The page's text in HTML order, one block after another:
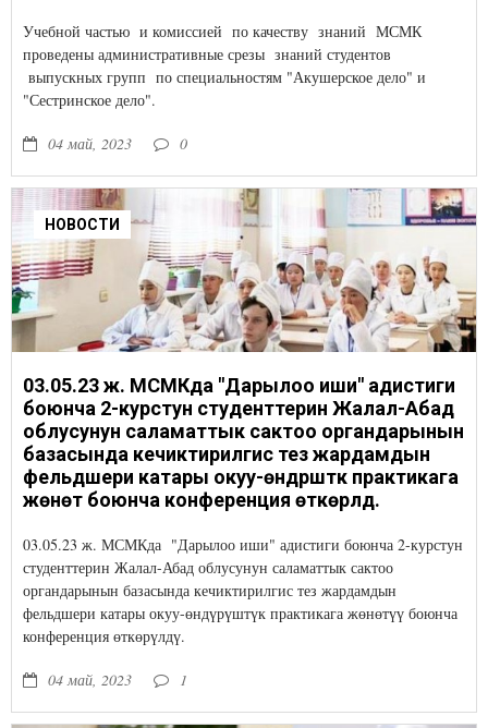
Учебной частью и комиссией по качеству знаний МСМК
проведены административные срезы знаний студентов
выпускных групп по специальностям "Акушерское дело" и
"Сестринское дело".
04 май, 2023 0
НОВОСТИ
03.05.23 ж. МСМКда "Дарылоо иши" адистиги
боюнча 2-курстун студенттерин Жалал-Абад
облусунун саламаттык сактоо органдарынын
базасында кечиктирилгис тез жардамдын
фельдшери катары окуу-өндүрүштүк практикага
жөнөтүү боюнча конференция өткөрүлдү.
03.05.23 ж. МСМКда "Дарылоо иши" адистиги боюнча 2-курстун
студенттерин Жалал-Абад облусунун саламаттык сактоо
органдарынын базасында кечиктирилгис тез жардамдын
фельдшери катары окуу-өндүрүштүк практикага жөнөтүү боюнча
конференция өткөрүлдү.
04 май, 2023 1